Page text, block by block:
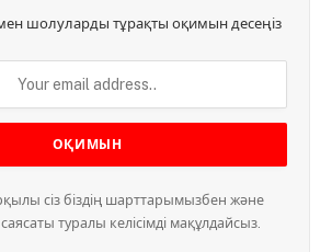
шолуларды тұрақты оқимын десеңіз
сіз біздің шарттарымызбен және
туралы келісімді мақұлдайсыз.